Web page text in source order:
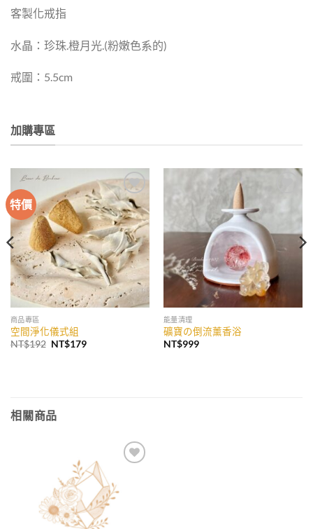
客製化戒指
水晶：珍珠.橙月光.(粉嫩色系的)
戒圍：5.5cm
加購專區
特價
加入
收藏
商品專區
空間淨化儀式組
NT$192 原
NT$179目
收藏
能量清理
礦寶の倒流薰香浴
NT$999
相關商品